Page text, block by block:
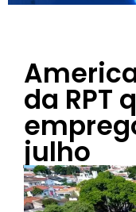
da RPT
julho